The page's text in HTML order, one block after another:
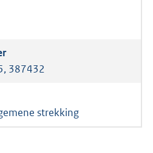
387432
strekking